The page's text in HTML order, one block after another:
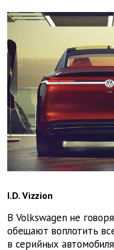
I.D. Vizzion
В Volkswagen не
обещают воплотить
в серийных